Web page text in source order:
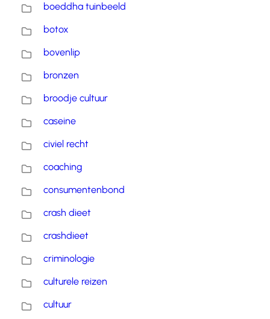
boeddha tuinbeeld
botox
bovenlip
bronzen
broodje cultuur
caseine
civiel recht
coaching
consumentenbond
crash dieet
crashdieet
criminologie
culturele reizen
cultuur